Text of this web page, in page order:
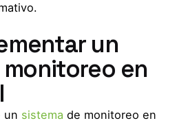
un
en
un sistema de monitoreo en